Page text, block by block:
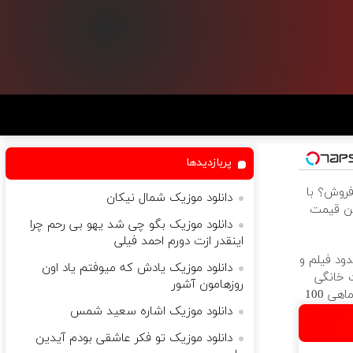
فروش؟ با
قیمت
فیلم و
خانگی
100
پربازدیدها
دانلود موزیک شمال نیکان
دانلود موزیک بگو چی شد یهو بی رحم چرا
اینقدر ازت دورم احمد فیلی
دانلود موزیک یادش که میوفتم یاد اون
روزهامون آشور
دانلود موزیک اشاره سعید شمس
دانلود موزیک تو فکر عاشقی بودم آیدین